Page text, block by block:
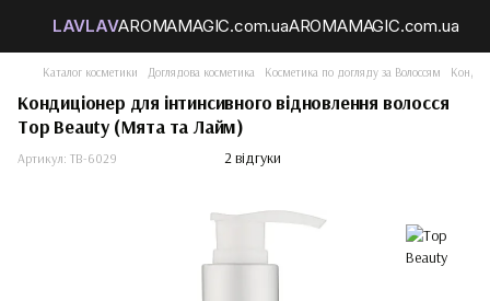
Каталог косметики Доглядова косметика Косметика по догляду за Волоссям
Кондиціонер для інтинсивного відновлення волосся
Top Beauty (Мята та Лайм)
Артикул: TB-6029 2 відгуки